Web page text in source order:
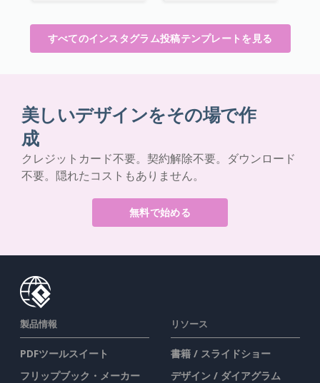
すべてのインスタグラム投稿テンプレートを見る
美しいデザインをその場で作
成
クレジットカード不要。契約解除不要。ダウンロード
不要。隠れたコストもありません。
無料で始める
製品情報
PDFツールスイート
フリップブック・メーカー
リソース
書籍 / スライドショー
デザイン / ダイアグラム